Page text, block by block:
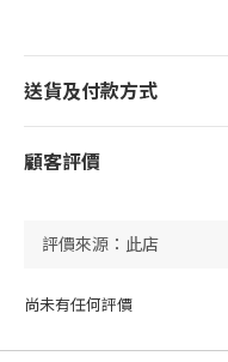
送貨及付款方式
顧客評價
尚未有任何評價